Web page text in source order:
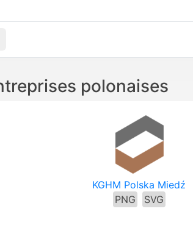
polonaises
KGHM Polska Miedź
PNG
SVG